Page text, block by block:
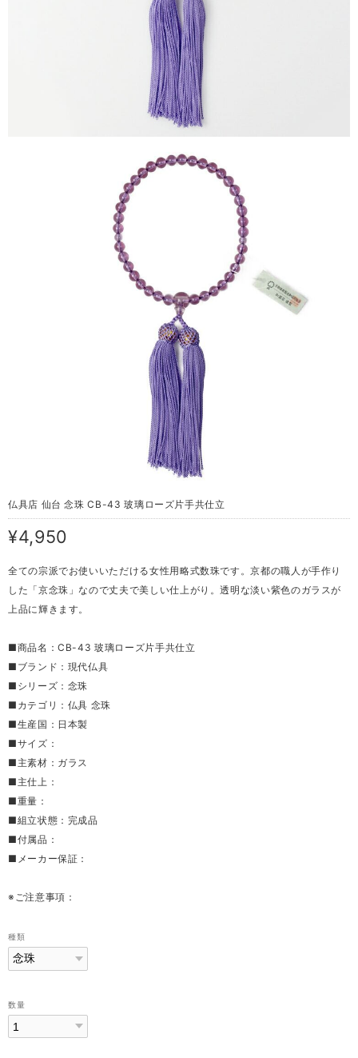
仏具店 仙台 念珠 CB-43 玻璃ローズ片手共仕立
¥4,950
全ての宗派でお使いいただける女性用略式数珠です。京都の職人が手作り
した「京念珠」なので丈夫で美しい仕上がり。透明な淡い紫色のガラスが
上品に輝きます。
■商品名：CB-43 玻璃ローズ片手共仕立
■ブランド：現代仏具
■シリーズ：念珠
■カテゴリ：仏具 念珠
■生産国：日本製
■サイズ：
■主素材：ガラス
■主仕上：
■重量：
■組立状態：完成品
■付属品：
■メーカー保証：
※ご注意事項：
種類
数量